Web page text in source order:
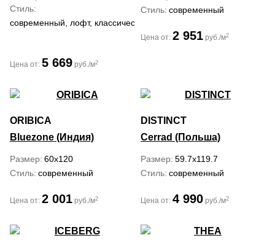
Стиль
современный, лофт, классический
Цена от: 5 669 руб./м2
Стиль современный
Цена от: 2 951 руб./м2
ORIBICA
Bluezone (Индия)
Размер 60x120
Стиль современный
Цена от: 2 001 руб./м2
DISTINCT
Cerrad (Польша)
Размер 59.7x119.7
Стиль современный
Цена от: 4 990 руб./м2